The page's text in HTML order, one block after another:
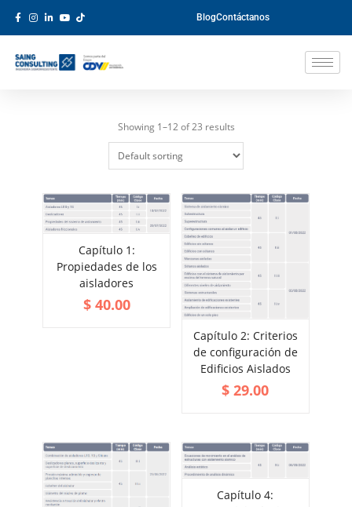
BlogContáctanos
Showing 1–12 of 23 results
ADD TO CART
VIEW MORE
Capítulo 1:
Propiedades de los
aisladores
$40.00
ADD TO CART
VIEW MORE
Capítulo 2: Criterios
de configuración de
Edificios Aislados
$ 29.00
Capítulo 4: